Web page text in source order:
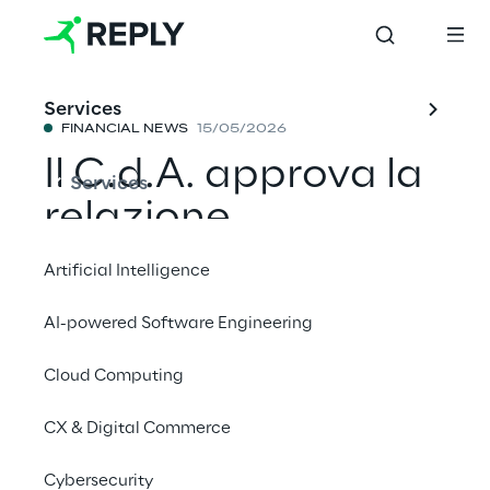
Services
Services
Artificial Intelligence
AI-powered Software Engineering
Cloud Computing
CX & Digital Commerce
Cybersecurity
FINANCIAL NEWS 15/05/2026
Il C.d.A. approva la
relazione
trimestrale al 31
marzo 2026
Condividi con un amico